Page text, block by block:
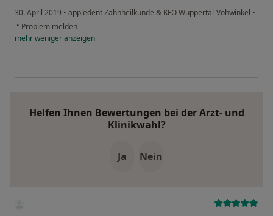
30. April 2019 • appledent Zahnheilkunde & KFO Wuppertal-Vohwinkel •
• Problem melden
mehrwenigeranzeigen
Helfen Ihnen Bewertungen bei der Arzt- und
Klinikwahl?
Ja Nein